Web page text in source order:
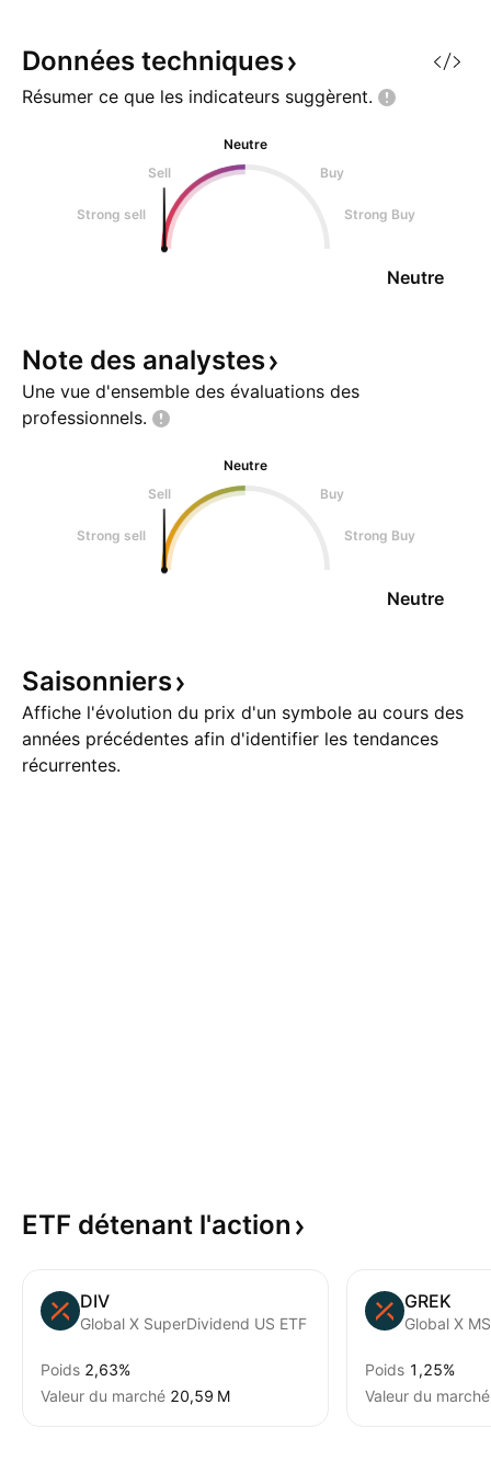
Données techniques
Résumer ce que les indicateurs suggèrent.
Neutre
Sell
Buy
Strong sell Strong Buy
Neutre
Note des analystes
Une vue d'ensemble des évaluations des
professionnels.
Neutre
Sell
Buy
Strong sell Strong Buy
Neutre
Saisonniers
Affiche l'évolution du prix d'un symbole au cours des
années précédentes afin d'identifier les tendances
récurrentes.
ETF détenant l'action
DIV
Global X SuperDividend US ETF
Poids 2,63%
Valeur du marché ‪20,59 M‬
GREK
Global X
Poids 1,25%
Valeur du marché